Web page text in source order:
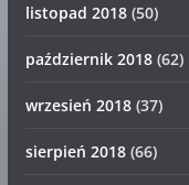
listopad 2018(50)
październik 2018(62)
wrzesień 2018(37)
sierpień 2018(66)